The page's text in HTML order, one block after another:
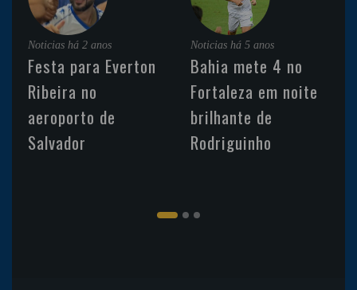
Noticias há 2 anos
Festa para Everton
Ribeira no
aeroporto de
Salvador
Noticias há 5 anos
Bahia mete 4 no
Fortaleza em noite
brilhante de
Rodriguinho